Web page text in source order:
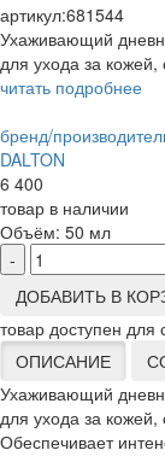
артикул:681544
Ухаживающий
для ухода за кожей,
читать подробнее
бренд/
DALTON
6 400
товар в наличии
Объём: 50 мл
-
ДОБАВИТЬ В
товар доступен
ОПИСАНИЕ
Ухаживающий
для ухода за кожей,
Обеспечивает